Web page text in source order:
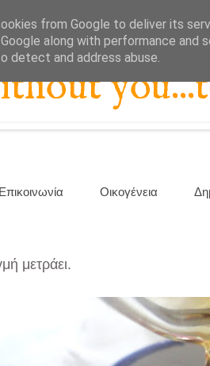
Επικοινωνία Οικογένεια
μετράει.
from Google to deliver its
along with performance
detect and address abuse.